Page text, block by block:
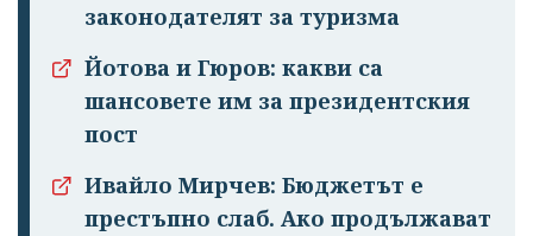
законодателят за туризма
Йотова и Гюров: какви са
шансовете им за президентския
пост
Ивайло Мирчев: Бюджетът е
престъпно слаб. Ако продължават